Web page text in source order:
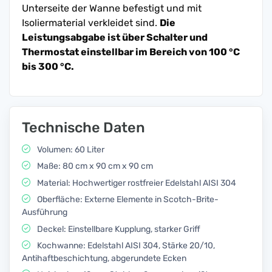
Unterseite der Wanne befestigt und mit
Isoliermaterial verkleidet sind. Die
Leistungsabgabe ist über Schalter und
Thermostat einstellbar im Bereich von 100 °C
bis 300 °C.
Technische Daten
Volumen: 60 Liter
Maße: 80 cm x 90 cm x 90 cm
Material: Hochwertiger rostfreier Edelstahl AISI 304
Oberfläche: Externe Elemente in Scotch-Brite-
Ausführung
Deckel: Einstellbare Kupplung, starker Griff
Kochwanne: Edelstahl AISI 304, Stärke 20/10,
Antihaftbeschichtung, abgerundete Ecken